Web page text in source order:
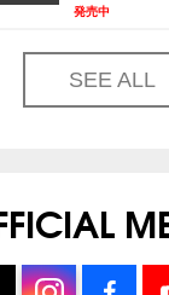
発売中
SEE ALL